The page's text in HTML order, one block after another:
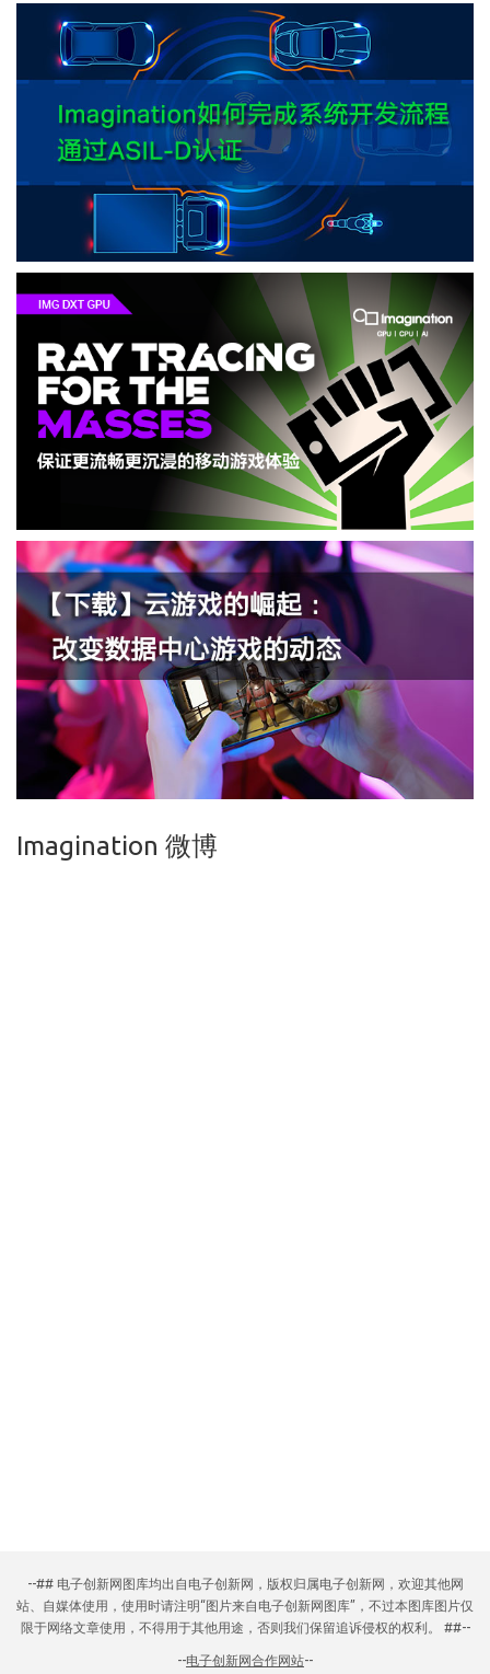
Imagination 微博
--## 电子创新网图库均出自电子创新网，版权归属电子创新网，欢迎其他网
站、自媒体使用，使用时请注明“图片来自电子创新网图库”，不过本图库图片仅
限于网络文章使用，不得用于其他用途，否则我们保留追诉侵权的权利。 ##--
--电子创新网合作网站--